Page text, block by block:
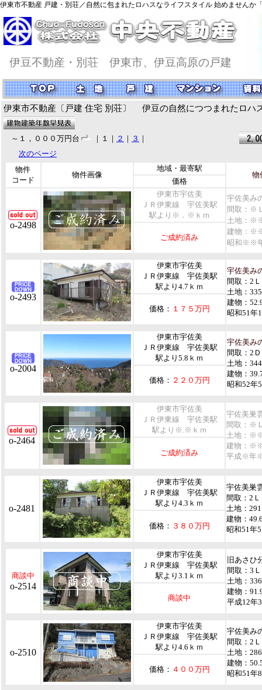
伊東市不動産 戸建・別荘／ 自然に包まれたロハスなライフスタイル 始めませんか
伊豆不動産・別荘 伊東市、伊豆高原の戸建
伊東市不動産〔戸建 住宅 別荘〕 伊豆の自然につつまれたロハ
～１，０００万円台 ｜１｜ ２ ｜ ３ ｜
次のページ
物件
コード
物件画像
地域・最寄駅
物
価格
o-2498
伊東市宇佐美
ＪＲ伊東線 宇佐美駅
駅より※．※ｋｍ
宇佐美み
間取：※
土地：
建物：
昭和※※
ご成約済み
o-2493
伊東市宇佐美
ＪＲ伊東線 宇佐美駅
駅より4.7ｋｍ
宇佐美み
間取：2
土地：
建物：
昭和51年
価格： １７５万円
o-2004
伊東市宇佐美
ＪＲ伊東線 宇佐美駅
駅より5.8ｋｍ
宇佐美み
間取：2
土地：
建物：
昭和52年
価格： ２２０万円
o-2464
伊東市宇佐美
ＪＲ伊東線 宇佐美駅
駅より※.※ｋｍ
宇佐美巣
間取：※
土地：
建物：
平成※年
ご成約済み
o-2481
伊東市宇佐美
ＪＲ伊東線 宇佐美駅
駅より4.3ｋｍ
宇佐美巣
間取：2
土地：
建物：
昭和51年
価格： ３８０万円
商談中
o-2514
伊東市宇佐美
ＪＲ伊東線 宇佐美駅
駅より3.1ｋｍ
旧あさひ
間取：3
土地：
建物：
平成12年
商談中
o-2510
伊東市宇佐美
ＪＲ伊東線 宇佐美駅
駅より4.6ｋｍ
宇佐美み
間取：2
土地：
建物：
昭和51年
価格： ４００万円